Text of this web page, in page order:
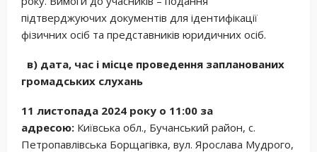
підтверджуючих документів для ідентифікації
фізичних осіб та представників юридичних осіб.
в) дата, час і місце проведення запланованих
громадських слухань
11 листопада 2024 року о 11:00 за
адресою: Київська обл., Бучанський район, с.
Петропавлівська Борщагівка, вул. Ярослава Мудрого,